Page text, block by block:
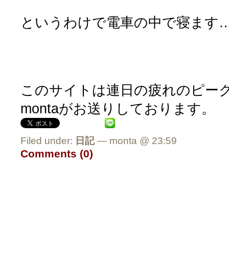
というわけで電車の中で寝ま
このサイトは連日の疲れのピー
montaがお送りしております。
Filed under: 日記— monta @ 23:59
Comments (0)